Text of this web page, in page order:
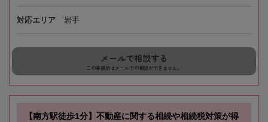
対応エリア 岩手
メールで相談する
この事務所はメールでの相談ができません。
【南方駅徒歩1分】不動産に関する相続や相続税対策が得